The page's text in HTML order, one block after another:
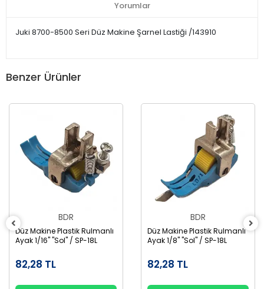
Yorumlar
Juki 8700-8500 Seri Düz Makine Şarnel Lastiği /143910
Benzer Ürünler
BDR
Düz Makine Plastik Rulmanlı
Ayak 1/16" "Sol" / SP-18L
82,28 TL
BDR
Düz Makine Plastik Rulmanlı
Ayak 1/8" "Sol" / SP-18L
82,28 TL